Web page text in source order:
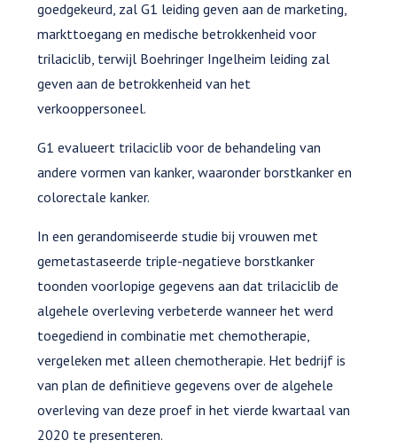
goedgekeurd, zal G1 leiding geven aan de marketing,
markttoegang en medische betrokkenheid voor
trilaciclib, terwijl Boehringer Ingelheim leiding zal
geven aan de betrokkenheid van het
verkooppersoneel.
G1 evalueert trilaciclib voor de behandeling van
andere vormen van kanker, waaronder borstkanker en
colorectale kanker.
In een gerandomiseerde studie bij vrouwen met
gemetastaseerde triple-negatieve borstkanker
toonden voorlopige gegevens aan dat trilaciclib de
algehele overleving verbeterde wanneer het werd
toegediend in combinatie met chemotherapie,
vergeleken met alleen chemotherapie. Het bedrijf is
van plan de definitieve gegevens over de algehele
overleving van deze proef in het vierde kwartaal van
2020 te presenteren.